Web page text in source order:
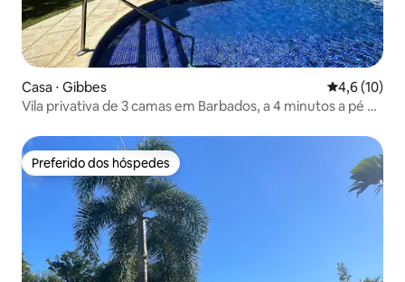
Casa ⋅ Gibbes 4,6 de uma
4,6 (10)
Vila privativa de 3 camas em Barbados, a 4 minutos a pé da
Preferido dos hóspedes
Preferido dos hóspedes